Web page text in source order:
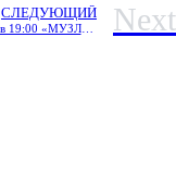
СЛЕДУЮЩИЙ
21 сентября в 19:00 «МУЗЛОТО.МегаМикс» Next